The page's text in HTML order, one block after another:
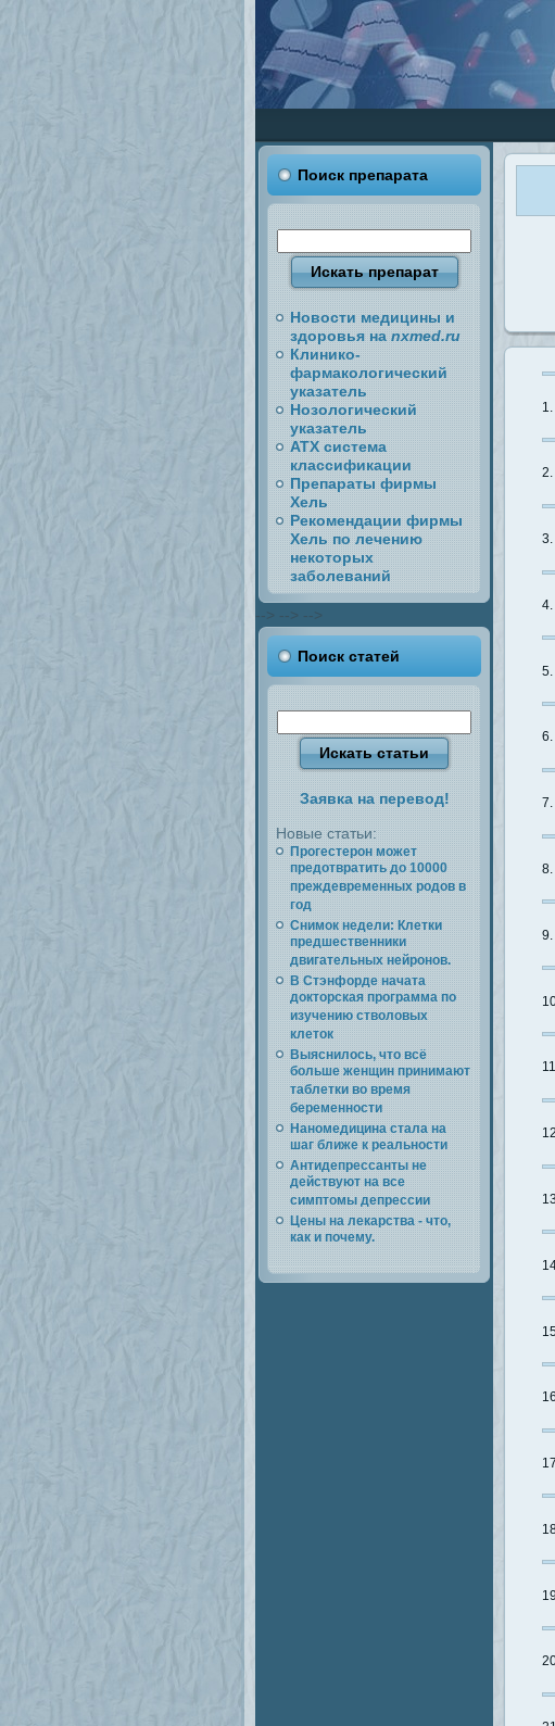
Поиск препарата
Новости медицины и
здоровья наnxmed.ru
Клинико-
фармакологический
указатель
Нозологический
указатель
АТХ система
классификации
Препараты фирмы
Хель
Рекомендации фирмы
Хель по лечению
некоторых
заболеваний
--> --> -->
Поиск статей
Заявка на перевод!
Новые статьи:
Прогестерон может
предотвратить до 10000
преждевременных родов в
год
Снимок недели: Клетки
предшественники
двигательных нейронов.
В Стэнфорде начата
докторская программа по
изучению стволовых
клеток
Выяснилось, что всё
больше женщин принимают
таблетки во время
беременности
Наномедицина стала на
шаг ближе к реальности
Антидепрессанты не
действуют на все
симптомы депрессии
Цены на лекарства - что,
как и почему.